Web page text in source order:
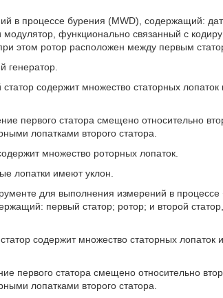
в процессе бурения (MWD), содержащий:
модулятор, функционально связанный с
этом ротор расположен между первым
генератор.
содержит множество статорных
первого статора смещено относительно
лопатками второго статора.
множество роторных лопаток.
лопатки имеют уклон.
для выполнения измерений в
первый статор; ротор; и второй
содержит множество статорных лопаток
первого статора смещено относительно
лопатками второго статора.